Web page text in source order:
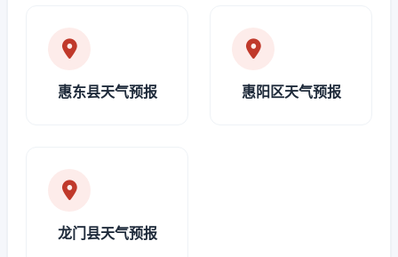
惠东县天气预报 惠阳区天气预报
龙门县天气预报